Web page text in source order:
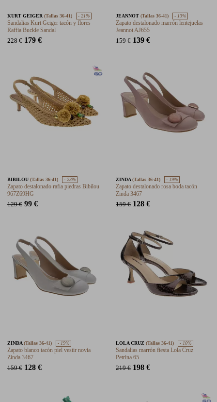
KURT GEIGER (Tallas 36-41) - 21%
Sandalias Kurt Geiger tacón y flores
Raffia Buckle Sandal
228 € 179 €
JEANNOT (Tallas 36-41) - 13%
Zapato destalonado marrón lentejuelas
Jeannot AJ655
159 € 139 €
BIBILOU (Tallas 36-41) - 23%
Zapato destalonado rafia piedras Bibilou
967Z69HG
129 € 99 €
ZINDA(Tallas 36-41) - 19%
Zapato destalonado rosa boda tacón
Zinda 3467
159 € 128 €
ZINDA(Tallas 36-41) - 19%
Zapato blanco tacón piel vestir novia
Zinda 3467
159 € 128 €
LOLA CRUZ (Tallas 36-41) - 10%
Sandalias marrón fiesta Lola Cruz
Petrina 65
219 € 198 €